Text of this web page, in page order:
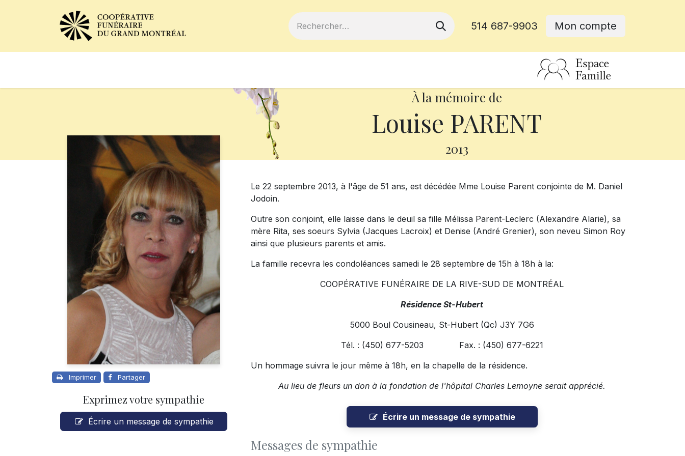
514 687-9903 Mon compte
À la mémoire de
Louise PARENT
2013
Imprimer Partager
Exprimez votre sympathie
Écrire un message de sympathie
Le 22 septembre 2013, à l'âge de 51 ans, est décédée Mme Louise Parent conjointe de M. Daniel
Jodoin.
Outre son conjoint, elle laisse dans le deuil sa fille Mélissa Parent-Leclerc (Alexandre Alarie), sa
mère Rita, ses soeurs Sylvia (Jacques Lacroix) et Denise (André Grenier), son neveu Simon Roy
ainsi que plusieurs parents et amis.
La famille recevra les condoléances samedi le 28 septembre de 15h à 18h à la:
COOPÉRATIVE FUNÉRAIRE DE LA RIVE-SUD DE MONTRÉAL
Résidence St-Hubert
5000 Boul Cousineau, St-Hubert (Qc) J3Y 7G6
Tél. : (450) 677-5203 Fax. : (450) 677-6221
Un hommage suivra le jour même à 18h, en la chapelle de la résidence.
Au lieu de fleurs un don à la fondation de l'hôpital Charles Lemoyne serait apprécié.
Écrire un message de sympathie
Messages de sympathie